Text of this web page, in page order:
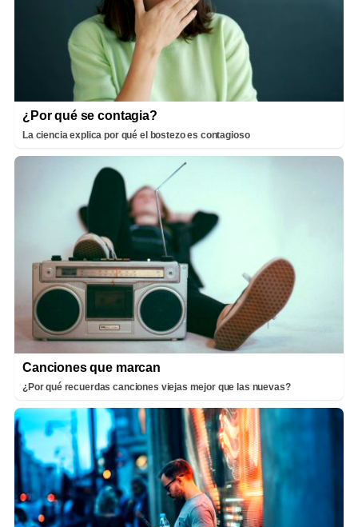
¿Por qué se contagia?
La ciencia explica por qué el bostezo es contagioso
Canciones que marcan
¿Por qué recuerdas canciones viejas mejor que las nuevas?